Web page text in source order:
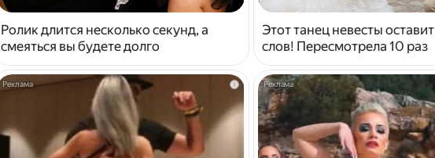
Ролик длится несколько секунд, а
смеяться вы будете долго
Этот танец невесты
слов! Пересмотрела 10 раз
i